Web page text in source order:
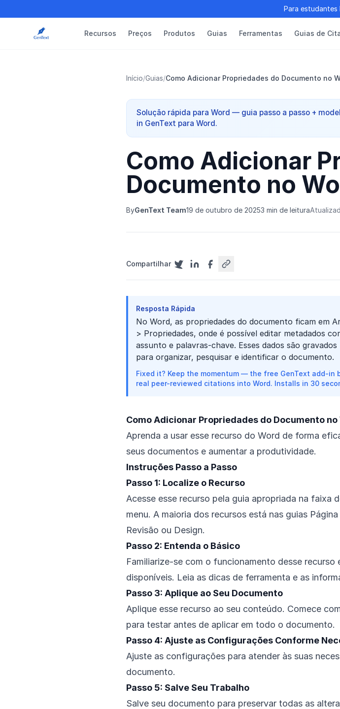
Para
Recursos Preços Produtos Guias Ferramentas Guias de
Início/Guias/Como Adicionar Propriedades do Documento no
Solução rápida para Word — guia passo a passo +
in GenText para Word.
Como Adicionar
Documento no
ByGenText Team19 de outubro de 20253 min de leitura
Compartilhar
Resposta Rápida
No Word, as propriedades do documento ficam em
> Propriedades, onde é possível editar metadados
assunto e palavras-chave. Esses dados são
para organizar, pesquisar e identificar o documento.
Fixed it? Keep the momentum — the free GenText add-in
real peer-reviewed citations into Word. Installs in 30
Como Adicionar Propriedades do Documento no
Aprenda a usar esse recurso do Word de forma
seus documentos e aumentar a produtividade.
Instruções Passo a Passo
Passo 1: Localize o Recurso
Acesse esse recurso pela guia apropriada na faixa
menu. A maioria dos recursos está nas guias
Revisão ou Design.
Passo 2: Entenda o Básico
Familiarize-se com o funcionamento desse recurso
disponíveis. Leia as dicas de ferramenta e as
Passo 3: Aplique ao Seu Documento
Aplique esse recurso ao seu conteúdo. Comece
para testar antes de aplicar em todo o documento.
Passo 4: Ajuste as Configurações Conforme
Ajuste as configurações para atender às suas
documento.
Passo 5: Salve Seu Trabalho
Salve seu documento para preservar todas as